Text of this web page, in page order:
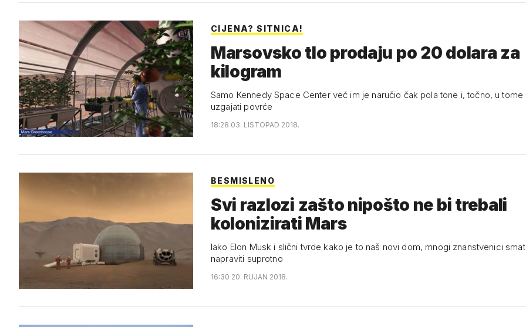
CIJENA? SITNICA!
Marsovsko tlo prodaju po 20 dolara za
kilogram
Samo Kennedy Space Center već im je naručio čak pola tone i, točno, u
uzgajati povrće
18:28 03. LISTOPAD 2018.
BESMISLENO
Svi razlozi zašto nipošto ne bi trebali
kolonizirati Mars
Iako Elon Musk i slični tvrde kako je to naš novi dom, mnogi znanstvenici
napraviti suprotno
16:30 20. RUJAN 2018.